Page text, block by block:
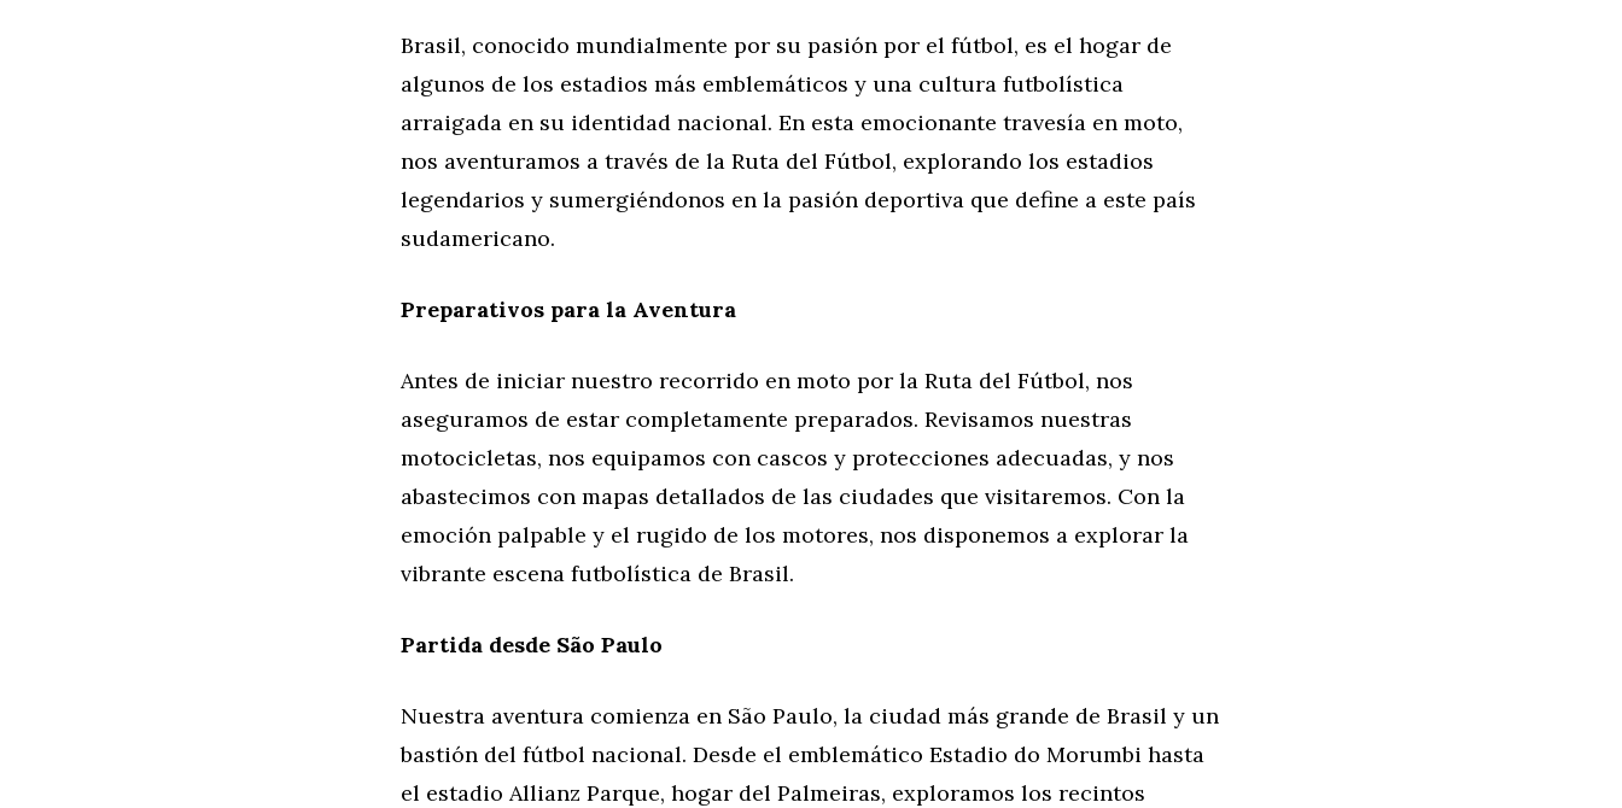
Brasil, conocido mundialmente por su pasión por el fútbol, es el hogar de
algunos de los estadios más emblemáticos y una cultura futbolística
arraigada en su identidad nacional. En esta emocionante travesía en moto,
nos aventuramos a través de la Ruta del Fútbol, explorando los estadios
legendarios y sumergiéndonos en la pasión deportiva que define a este país
sudamericano.
Preparativos para la Aventura
Antes de iniciar nuestro recorrido en moto por la Ruta del Fútbol, nos
aseguramos de estar completamente preparados. Revisamos nuestras
motocicletas, nos equipamos con cascos y protecciones adecuadas, y nos
abastecimos con mapas detallados de las ciudades que visitaremos. Con la
emoción palpable y el rugido de los motores, nos disponemos a explorar la
vibrante escena futbolística de Brasil.
Partida desde São Paulo
Nuestra aventura comienza en São Paulo, la ciudad más grande de Brasil y un
bastión del fútbol nacional. Desde el emblemático Estadio do Morumbi hasta
el estadio Allianz Parque, hogar del Palmeiras, exploramos los recintos